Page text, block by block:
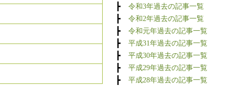
┣ 令和3年過去の記事一覧
┣ 令和2年過去の記事一覧
┣ 令和元年過去の記事一覧
┣ 平成31年過去の記事一覧
┣ 平成30年過去の記事一覧
┣ 平成29年過去の記事一覧
┣ 平成28年過去の記事一覧